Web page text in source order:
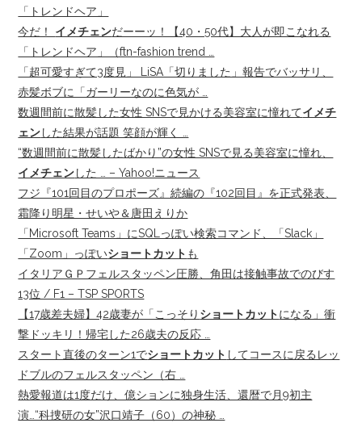
「トレンドヘア」
今だ！ イメチェンだーーッ！【40・50代】大人が即こなれる
「トレンドヘア」（ftn-fashion trend …
「超可愛すぎて3度見」 LiSA「切りました」報告でバッサリ、
赤髪ボブに「ガーリーなのに色気が …
数週間前に散髪した女性 SNSで見かける美容室に憧れてイメチ
ェンした結果が話題 笑顔が輝く …
“数週間前に散髪したばかり”の女性 SNSで見る美容室に憧れ、
イメチェンした … – Yahoo!ニュース
フジ『101回目のプロポーズ』続編の『102回目』を正式発表、
霜降り明星・せいや＆唐田えりか
「Microsoft Teams」にSQLっぽい検索コマンド、「Slack」
「Zoom」っぽいショートカット も
イタリアＧＰフェルスタッペン圧勝、角田は接触事故でのびす
13位 / F1 – TSP SPORTS
【17歳差夫婦】42歳妻が「こっそり ショートカットになる」衝
撃ドッキリ！帰宅した26歳夫の反応 …
スタート直後のターン1でショートカット してコースに戻るレッ
ドブルのフェルスタッペン（右 …
熱愛報道は1度だけ、億ションに独身生活、還暦で月9初主
演…“科捜研の女”沢口靖子（60）の神秘 …